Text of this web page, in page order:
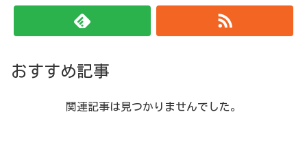
おすすめ記事
関連記事は見つかりませんでした。